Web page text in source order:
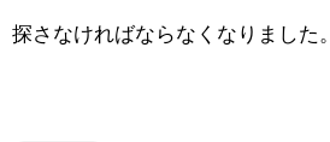
探さなければならなくなりました。